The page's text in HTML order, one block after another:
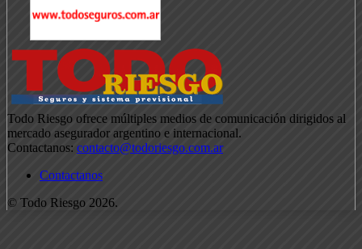
Todo Riesgo ofrece múltiples medios de comunicación dirigidos al
mercado asegurador argentino e internacional.
Contactanos: contacto@todoriesgo.com.ar
Contactanos
© Todo Riesgo 2026.